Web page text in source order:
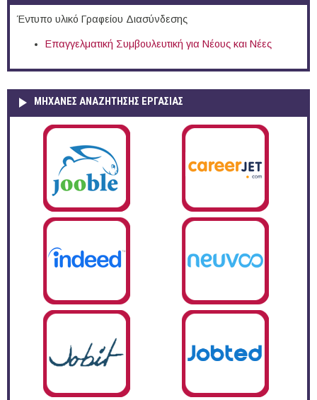
Έντυπο υλικό Γραφείου Διασύνδεσης
Επαγγελματική Συμβουλευτική για Νέους και Νέες
ΜΗΧΑΝΕΣ ΑΝΑΖΗΤΗΣΗΣ ΕΡΓΑΣΙΑΣ